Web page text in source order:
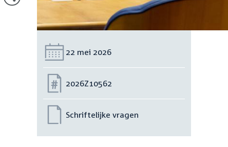
Datum:
22 mei 2026
Nummer:
2026Z10562
Schriftelijke vragen